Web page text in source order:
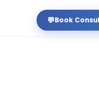
💬Book